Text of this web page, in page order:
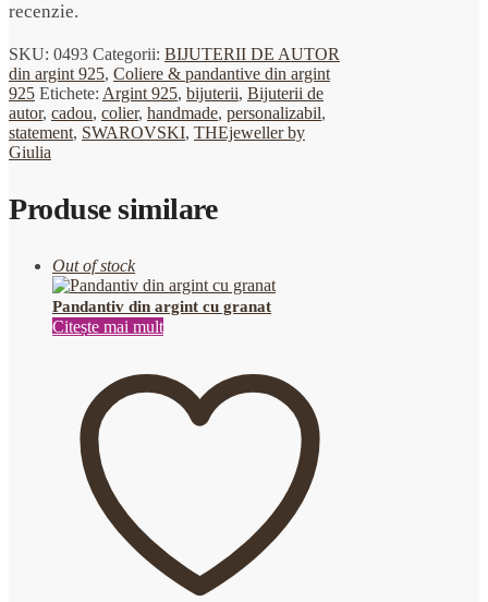
recenzie.
SKU: 0493 Categorii: BIJUTERII DE AUTOR
din argint 925, Coliere & pandantive din argint
925 Etichete: Argint 925, bijuterii, Bijuterii de
autor, cadou, colier, handmade, personalizabil,
statement, SWAROVSKI, THEjeweller by
Giulia
Produse similare
Out of stock
Pandantiv din argint cu granat
Citește mai mult